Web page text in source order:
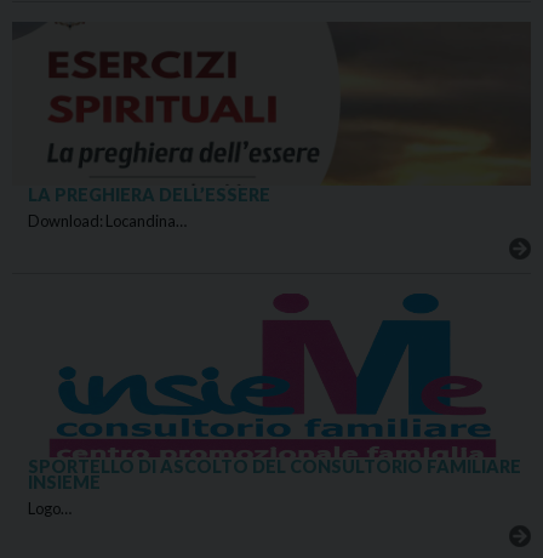
LA PREGHIERA DELL’ESSERE
Download: Locandina…
SPORTELLO DI ASCOLTO DEL CONSULTORIO FAMILIARE
INSIEME
Logo…